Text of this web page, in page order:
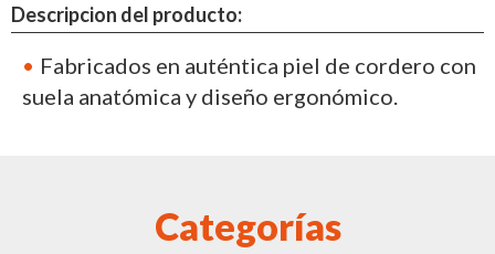
Descripcion del producto:
Fabricados en auténtica piel de cordero con
suela anatómica y diseño ergonómico.
Categorías